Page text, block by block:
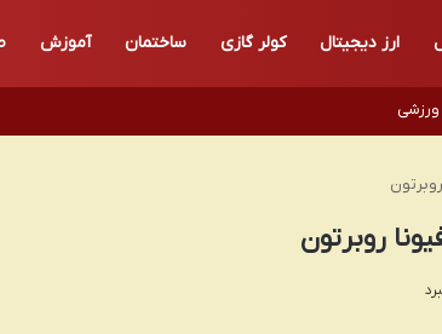
ارز دیجیتال کولر گازی ساختمان آموزش
ورزشی
روبرتون